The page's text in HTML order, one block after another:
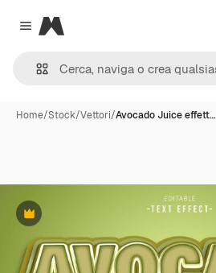
Close menu
Magnific
Home/Stock/Vettori/Avocado Juice effett…
Premium